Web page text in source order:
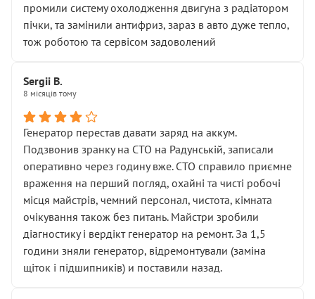
промили систему охолодження двигуна з радіатором
пічки, та замінили антифриз, зараз в авто дуже тепло,
тож роботою та сервісом задоволений
Sergii B.
8 місяців тому
Генератор перестав давати заряд на аккум.
Подзвонив зранку на СТО на Радунській, записали
оперативно через годину вже. СТО справило приємне
враження на перший погляд, охайні та чисті робочі
місця майстрів, чемний персонал, чистота, кімната
очікування також без питань. Майстри зробили
діагностику і вердікт генератор на ремонт. За 1,5
години зняли генератор, відремонтували (заміна
щіток і підшипників) и поставили назад.